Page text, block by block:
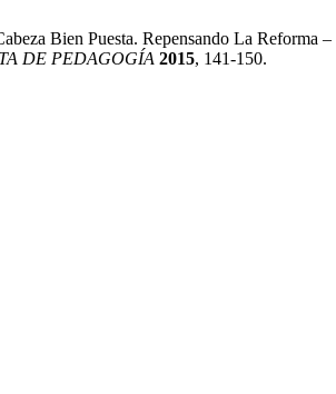
Bien Puesta. Repensando La Reforma
DE PEDAGOGÍA 2015, 141-150.